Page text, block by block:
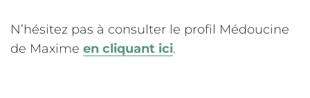
N’hésitez pas à consulter le profil Médoucine
de Maxime en cliquant ici.